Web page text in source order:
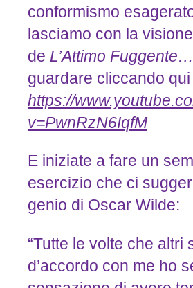
conformismo
lasciamo con la
de L’Attimo Fuggente…
guardare cliccando qui
https://
v=PwnRzN6IqfM
E iniziate a fare un
esercizio che ci
genio di Oscar Wilde:
“Tutte le volte che altri
d’accordo con me ho